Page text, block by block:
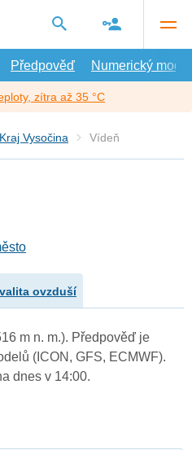
Předpověď Numerický model
zítra až 35 °C
Kraj Vysočina Vídeň
ovzduší
m n. m.). Předpověď je
(ICON, GFS, ECMWF).
dnes v 14:00.